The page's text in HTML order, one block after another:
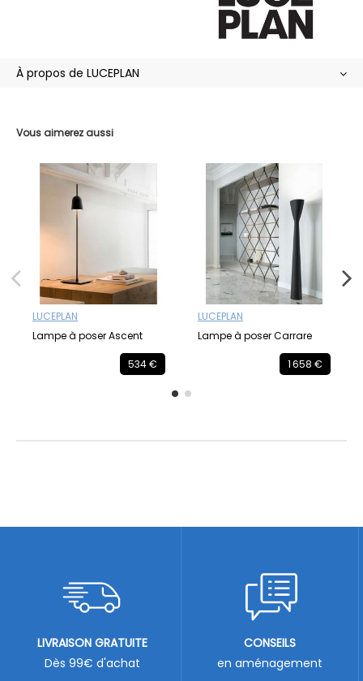
Vous aimerez aussi
LUCEPLAN
Lampe à poser Ascent
534 €
LUCEPLAN
Lampe à poser Carrare
1 658 €
À propos de LUCEPLAN
LIVRAISON GRATUITE
Dès 99€ d'achat
CONSEILS
en aménagement